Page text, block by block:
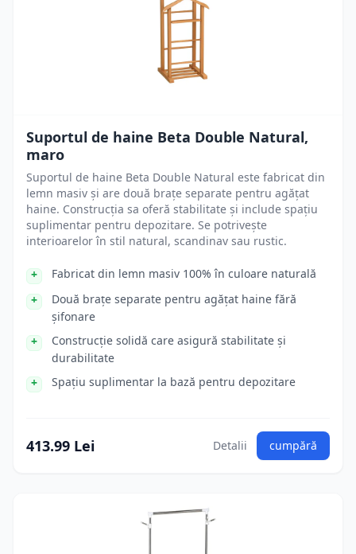
Suportul de haine Beta Double Natural,
maro
Suportul de haine Beta Double Natural este fabricat din
lemn masiv și are două brațe separate pentru agățat
haine. Construcția sa oferă stabilitate și include spațiu
suplimentar pentru depozitare. Se potrivește
interioarelor în stil natural, scandinav sau rustic.
Fabricat din lemn masiv 100% în culoare naturală
Două brațe separate pentru agățat haine fără
șifonare
Construcție solidă care asigură stabilitate și
durabilitate
Spațiu suplimentar la bază pentru depozitare
413.99 Lei Detalii cumpără